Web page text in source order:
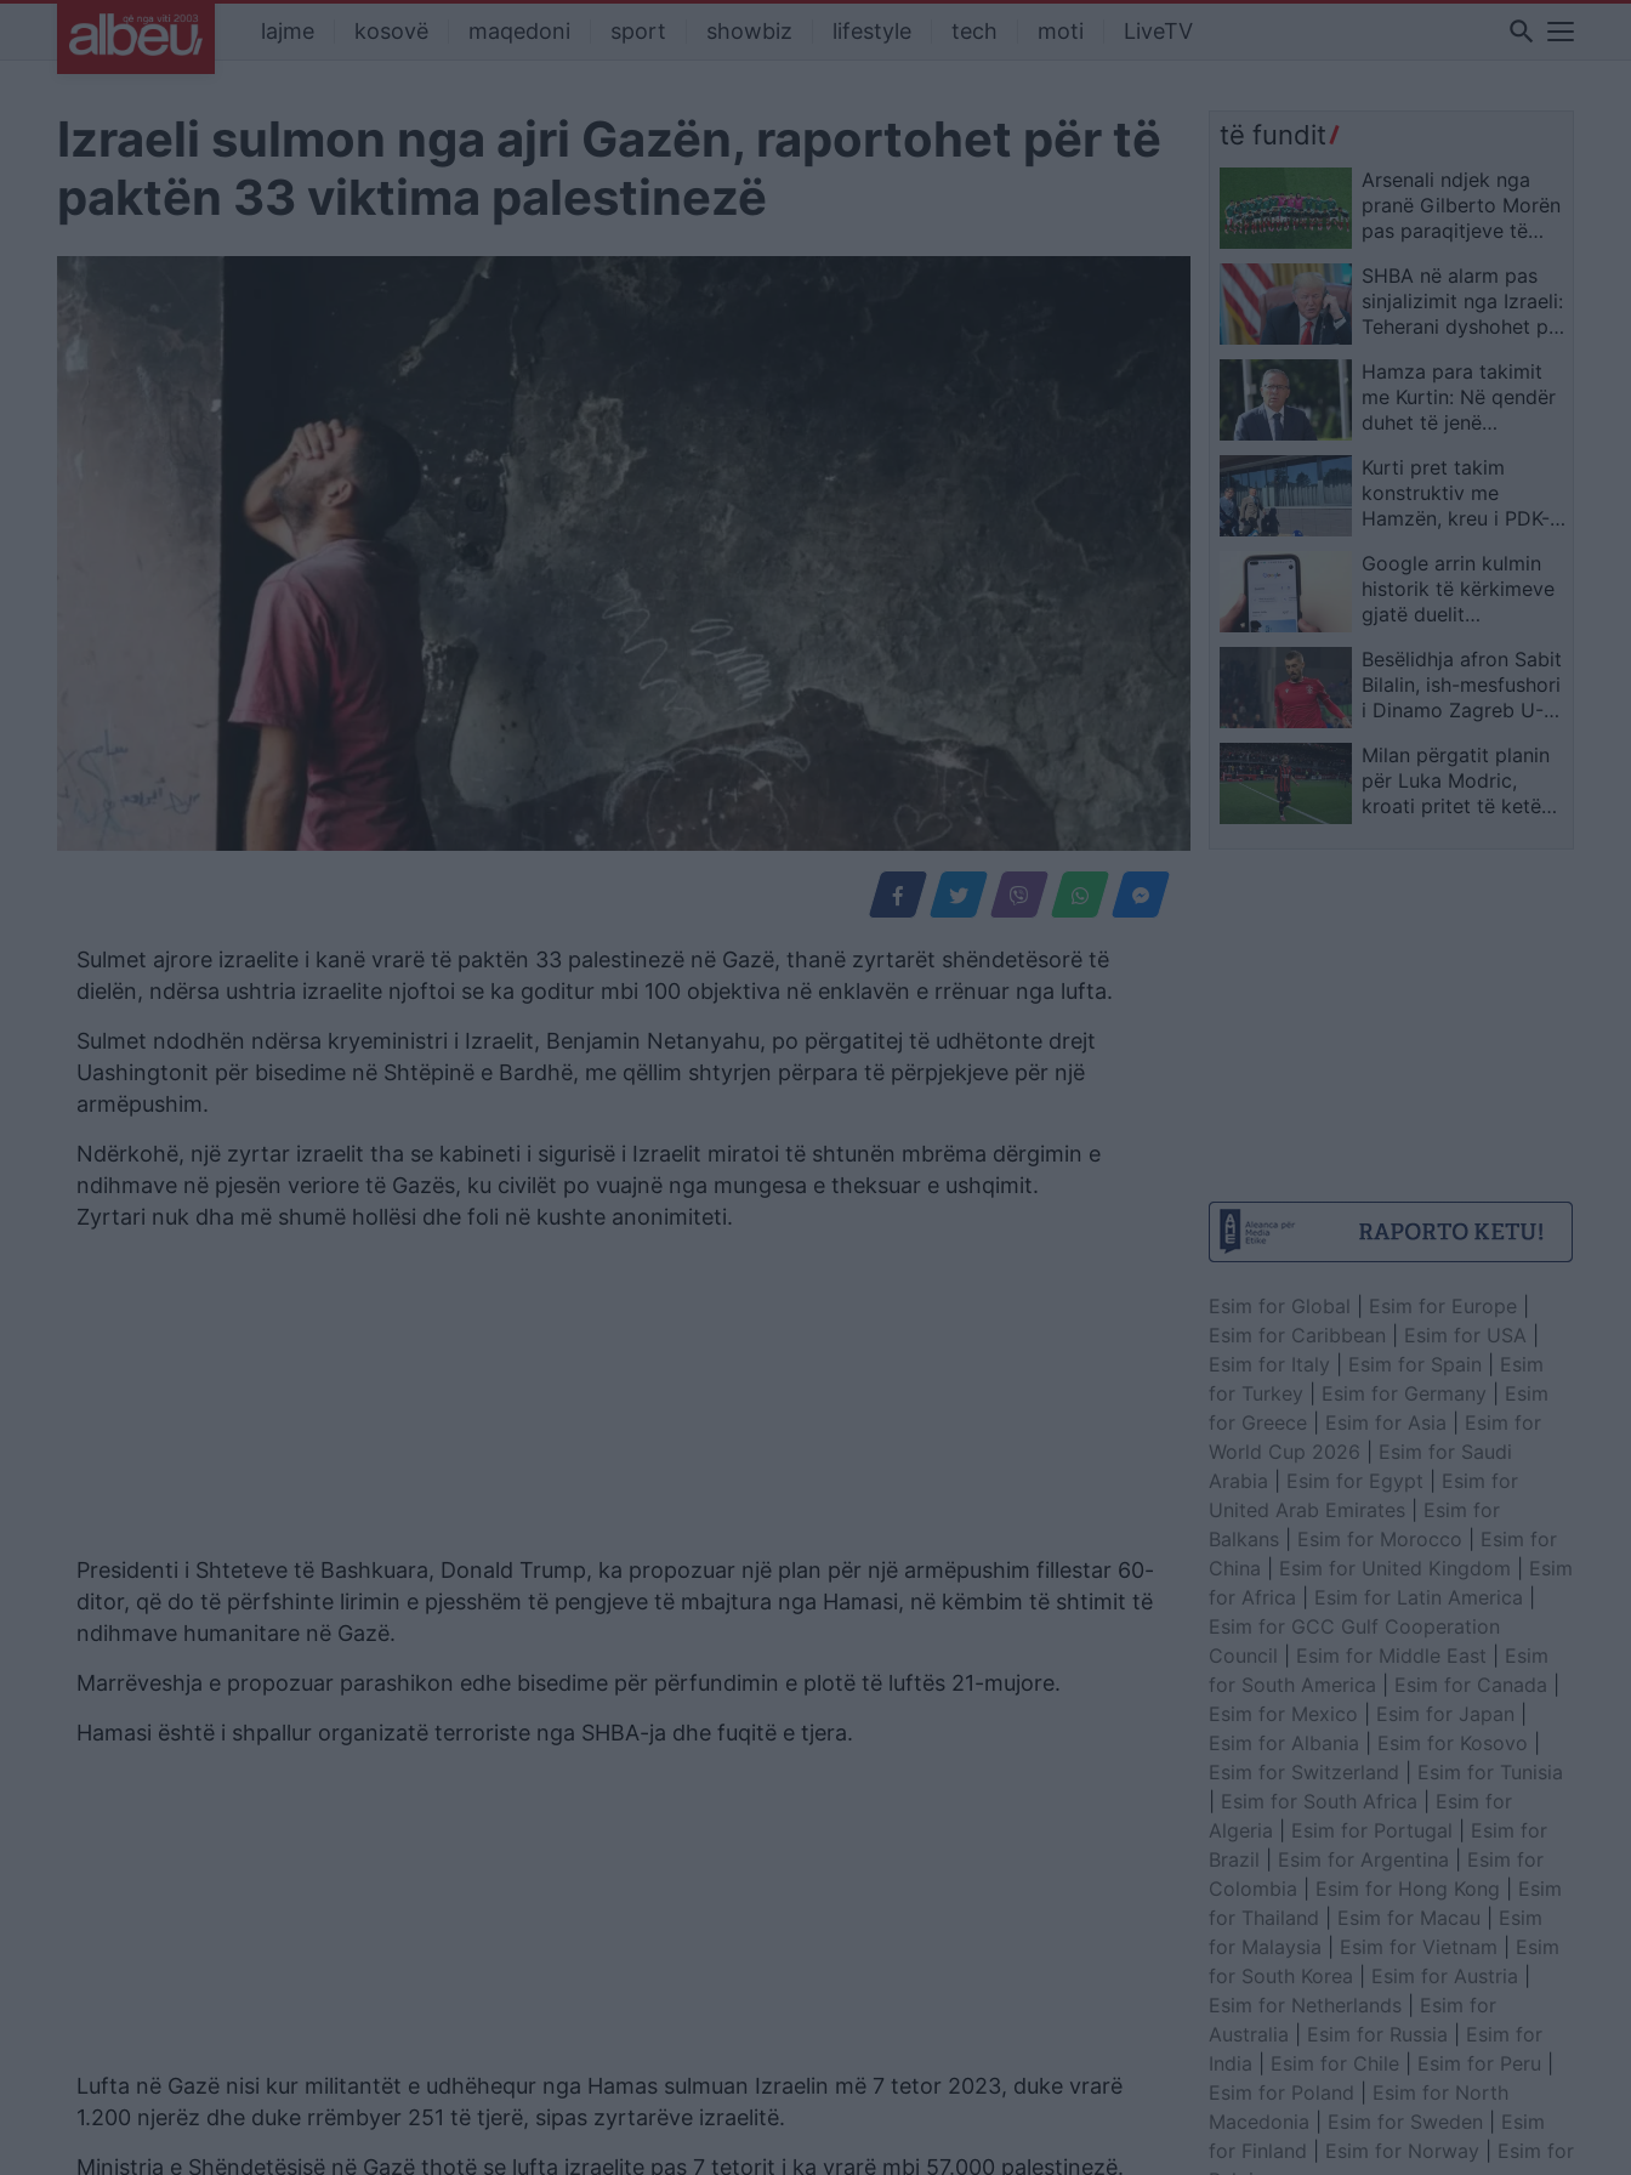
lajme kosovë maqedoni sport showbiz lifestyle tech moti LiveTV search
Izraeli sulmon nga ajri Gazën, raportohet për të
paktën 33 viktima palestinezë
Sulmet ajrore izraelite i kanë vrarë të paktën 33 palestinezë në Gazë, thanë zyrtarët shëndetësorë të
dielën, ndërsa ushtria izraelite njoftoi se ka goditur mbi 100 objektiva në enklavën e rrënuar nga lufta.
Sulmet ndodhën ndërsa kryeministri i Izraelit, Benjamin Netanyahu, po përgatitej të udhëtonte drejt
Uashingtonit për bisedime në Shtëpinë e Bardhë, me qëllim shtyrjen përpara të përpjekjeve për një
armëpushim.
Ndërkohë, një zyrtar izraelit tha se kabineti i sigurisë i Izraelit miratoi të shtunën mbrëma dërgimin e
ndihmave në pjesën veriore të Gazës, ku civilët po vuajnë nga mungesa e theksuar e ushqimit.
Zyrtari nuk dha më shumë hollësi dhe foli në kushte anonimiteti.
Presidenti i Shteteve të Bashkuara, Donald Trump, ka propozuar një plan për një armëpushim fillestar 60-
ditor, që do të përfshinte lirimin e pjesshëm të pengjeve të mbajtura nga Hamasi, në këmbim të shtimit të
ndihmave humanitare në Gazë.
Marrëveshja e propozuar parashikon edhe bisedime për përfundimin e plotë të luftës 21-mujore.
Hamasi është i shpallur organizatë terroriste nga SHBA-ja dhe fuqitë e tjera.
Lufta në Gazë nisi kur militantët e udhëhequr nga Hamas sulmuan Izraelin më 7 tetor 2023, duke vrarë
1.200 njerëz dhe duke rrëmbyer 251 të tjerë, sipas zyrtarëve izraelitë.
Ministria e Shëndetësisë në Gazë thotë se lufta izraelite pas 7 tetorit i ka vrarë mbi 57.000 palestinezë.
të fundit
Arsenali ndjek nga
pranë Gilberto Morën
pas paraqitjeve të
Botës
SHBA në alarm pas
sinjalizimit nga Izraeli:
Teherani dyshohet për
Trump
Hamza para takimit
me Kurtin: Në qendër
duhet të jenë
Kurti pret takim
konstruktiv me
Hamzën, kreu i PDK-
prioritetet
Google arrin kulmin
historik të kërkimeve
gjatë duelit
Kupën e Botës
Besëlidhja afron Sabit
Bilalin, ish-mesfushori
i Dinamo Zagreb U-19
Partizanin përforcon
repartin qendror
Milan përgatit planin
për Luka Modric,
kroati pritet të ketë
Esim for Global Esim for Europe
Esim for Caribbean
Esim for USA
Esim for Italy
Esim for Spain
Esim
for Turkey
Esim for Germany
Esim
for Greece
Esim for Asia
Esim for
World Cup 2026
Esim for Saudi
Arabia
Esim for Egypt
Esim for
United Arab Emirates
Esim for
Balkans
Esim for Morocco
Esim for
China
Esim for United Kingdom
Esim
for Africa
Esim for Latin America
Esim for GCC Gulf Cooperation
Council
Esim for Middle East
Esim
for South America
Esim for Canada
Esim for Mexico
Esim for Japan
Esim for Albania
Esim for Kosovo
Esim for Switzerland
Esim for Tunisia
Esim for South Africa
Esim for
Algeria
Esim for Portugal
Esim for
Brazil
Esim for Argentina
Esim for
Colombia
Esim for Hong Kong
Esim
for Thailand
Esim for Macau
Esim
for Malaysia
Esim for Vietnam
Esim
for South Korea
Esim for Austria
Esim for Netherlands
Esim for
Australia
Esim for Russia
Esim for
India
Esim for Chile Esim for Peru
Esim for Poland
Esim for North
Macedonia
Esim for Sweden
Esim
for Finland
Esim for Norway
Esim for